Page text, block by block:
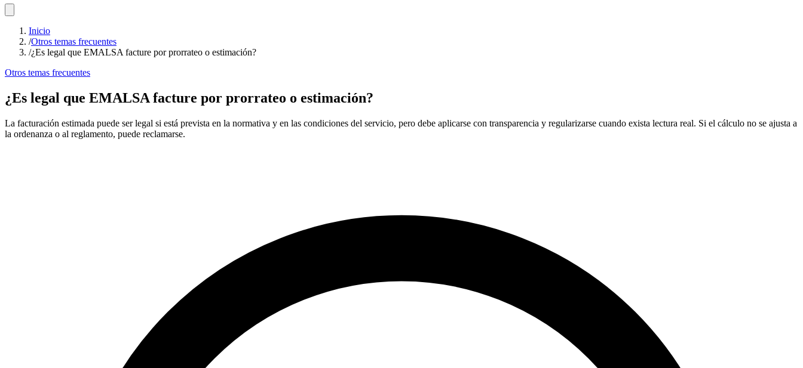
Inicio
/Otros temas frecuentes
/¿Es legal que EMALSA facture por prorrateo o estimación?
Otros temas frecuentes
¿Es legal que EMALSA facture por prorrateo o estimación?
La facturación estimada puede ser legal si está prevista en la normativa y en las condiciones del servicio, pero debe aplicarse con transparencia y regularizarse cuando exista lectura real. Si el cálculo no se ajusta a
la ordenanza o al reglamento, puede reclamarse.